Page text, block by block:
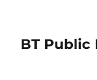
BT Public